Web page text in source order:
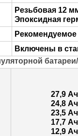
Резьбовая 12
Эпоксидная
Рекомендуемое
Включены в
27,9 Ач
24,8 Ач
23,5 Ач
17,7 Ач
12,9 Ач